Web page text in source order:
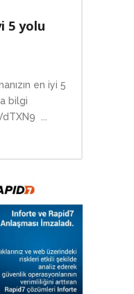
5 yolu
en iyi 5
bilgi
...